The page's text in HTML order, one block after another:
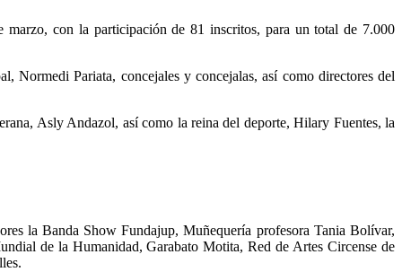
marzo, con la participación de 81 inscritos, para un total de 7.000
Normedi Pariata, concejales y concejalas, así como directores del
Asly Andazol, así como la reina del deporte, Hilary Fuentes, la
la Banda Show Fundajup, Muñequería profesora Tania Bolívar,
de la Humanidad, Garabato Motita, Red de Artes Circense de